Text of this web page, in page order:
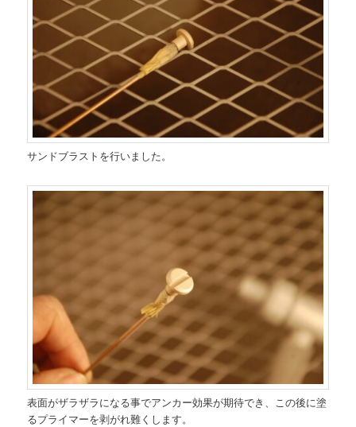
サンドブラストを行いました。
表面がザラザラになる事でアンカー効果が期待でき、この後に塗
るプライマーを剥がれ難くします。